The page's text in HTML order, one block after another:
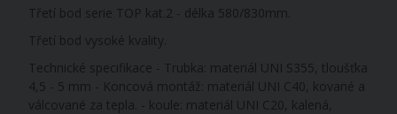
Třetí bod serie TOP kat.2 - délka 580/830mm.
Třetí bod vysoké kvality.
Technické specifikace - Trubka: materiál UNI S355, tloušťka
4,5 - 5 mm - Koncová montáž: materiál UNI C40, kované a
válcované za tepla. - koule: materiál UNI C20, kalená,